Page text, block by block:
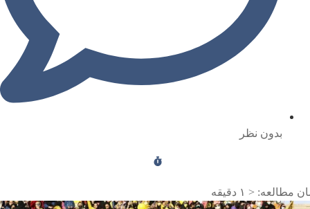
بدون نظر
مطالعه: < ۱ دقیقه